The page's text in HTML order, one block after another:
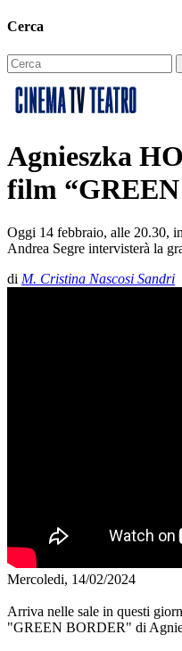
Cerca
Agnieszka
film
Oggi 14 febbraio, alle 20.30,
Andrea Segre intervisterà la
di M. Cristina Nascosi Sandri
Mercoledi, 14/02/2024
Arriva nelle sale in questi
"GREEN BORDER" di